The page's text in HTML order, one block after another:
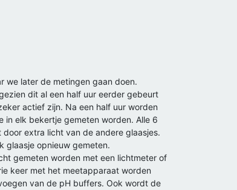
we later de metingen gaan doen.
dit al een half uur eerder gebeurt
actief zijn. Na een half uur worden
elk bekertje gemeten worden. Alle 6
extra licht van de andere glaasjes.
glaasje opnieuw gemeten.
gemeten worden met een lichtmeter of
keer met het meetapparaat worden
van de pH buffers. Ook wordt de